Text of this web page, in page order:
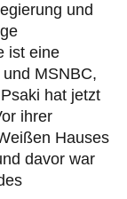
und
ist eine
MSNBC,
hat jetzt
ihrer
Hauses
davor war